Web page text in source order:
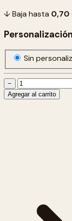
↓ Baja hasta 0,70
Personalización
Sin
−
Agregar al carrito